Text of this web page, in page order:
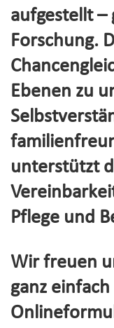
aufgestellt –
Forschung.
Ebenen zu
unterstützt
Pflege und
Wir freuen
ganz